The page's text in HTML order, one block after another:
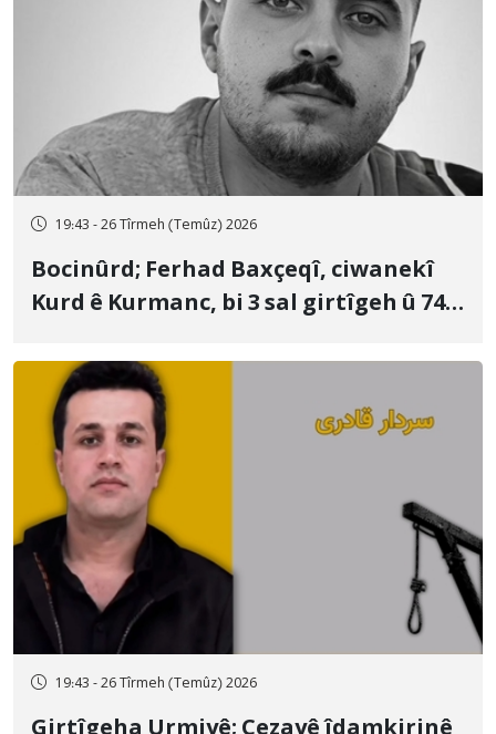
19:43 - 26 Tîrmeh (Temûz) 2026
Bocinûrd; Ferhad Baxçeqî, ciwanekî
Kurd ê Kurmanc, bi 3 sal girtîgeh û 74
19:43 - 26 Tîrmeh (Temûz) 2026